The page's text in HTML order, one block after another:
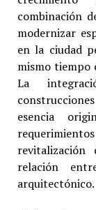
combinación
modernizar
en la ciudad
mismo tiempo
La
esencia
relación
arquitectónico.